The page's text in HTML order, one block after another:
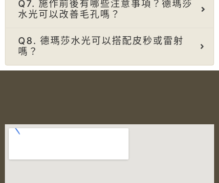
Q7. 施作前後有哪些注意事項？德瑪莎
水光可以改善毛孔嗎？
Q8. 德瑪莎水光可以搭配皮秒或雷射
嗎？